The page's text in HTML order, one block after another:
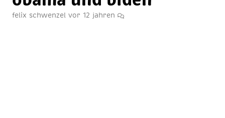
felix schwenzel vor 12 jahren